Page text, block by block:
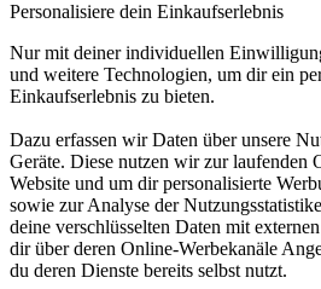
Personalisiere dein Einkaufserlebnis
Nur mit deiner individuellen
und weitere Technologien, um dir ein
Einkaufserlebnis zu bieten.
Dazu erfassen wir Daten über unsere
Geräte. Diese nutzen wir zur laufenden
Website und um dir personalisierte
sowie zur Analyse der
deine verschlüsselten Daten mit
dir über deren Online-Werbekanäle
du deren Dienste bereits selbst nutzt.